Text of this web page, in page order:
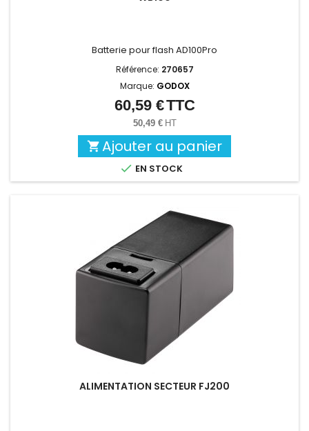
Batterie pour flash AD100Pro
Référence: 270657
Marque: GODOX
Prix
60,59 €TTC
50,49 € HT
 Ajouter au panier
 EN STOCK
ALIMENTATION SECTEUR FJ200